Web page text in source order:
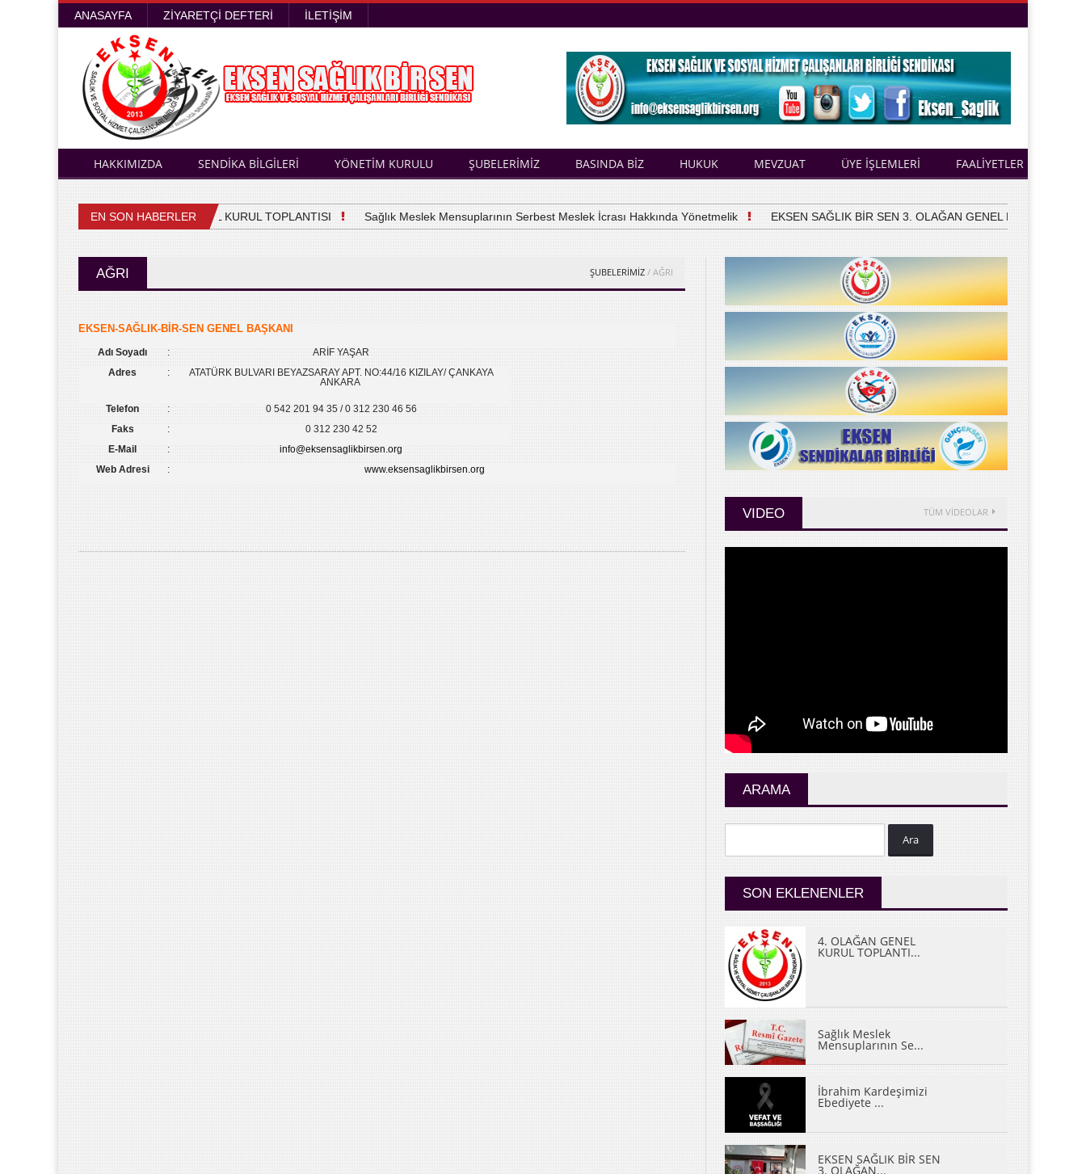
ANASAYFA ZIYARETÇI DEFTERI İLETIŞIM
HAKKIMIZDA SENDİKA BİLGİLERİ YÖNETİM KURULU ŞUBELERİMİZ BASINDA BİZ HUKUK MEVZUAT ÜYE İŞLEMLERİ FAALİYETLER
EN SON HABERLER
4. OLAĞAN GENEL KURUL TOPLANTISI Sağlık Meslek Mensuplarının Serbest Meslek İcrası Hakkında Yönetmelik EKSEN SAĞLIK BİR SEN 3. OLAĞAN GENEL KURULUNU YAPTI
AĞRI ŞUBELERİMİZ / AĞRI
EKSEN-SAĞLIK-BİR-SEN GENEL BAŞKANI
Adı Soyadı :
ARİF YAŞAR
Adres
:
ATATÜRK BULVARI BEYAZSARAY APT. NO:44/16 KIZILAY/ ÇANKAYA
ANKARA
Telefon :
0 542 201 94 35 / 0 312 230 46 56
Faks
:
0 312 230 42 52
E-Mail
:
info@eksensaglikbirsen.org
Web Adresi
: www.eksensaglikbirsen.org
VIDEO TÜM VİDEOLAR
ARAMA
Ara
SON EKLENENLER
4. OLAĞAN GENEL
KURUL TOPLANTI...
Sağlık Meslek
Mensuplarının Se...
İbrahim Kardeşimizi
Ebediyete ...
EKSEN SAĞLIK BİR SEN
3. OLAĞAN...